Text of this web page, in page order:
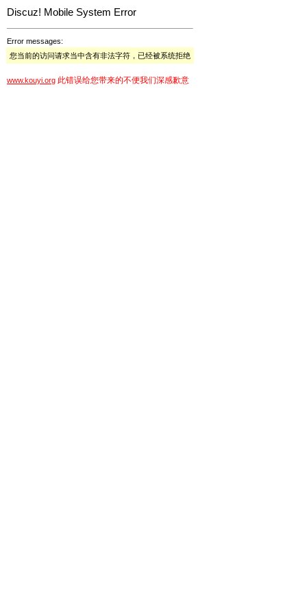
Discuz! Mobile System Error
Error messages:
您当前的访问请求当中含有非法字符，已经被系统拒绝
www.kouyi.org 此错误给您带来的不便我们深感歉意